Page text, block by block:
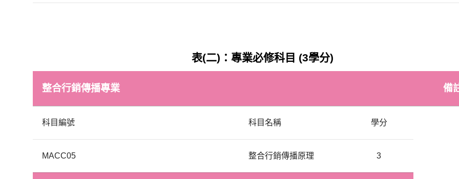
表(二)：專業必修科目 (3學分)
整合行銷傳播專業 備
科目編號 科目名稱 學分
MACC05 整合行銷傳播原理 3